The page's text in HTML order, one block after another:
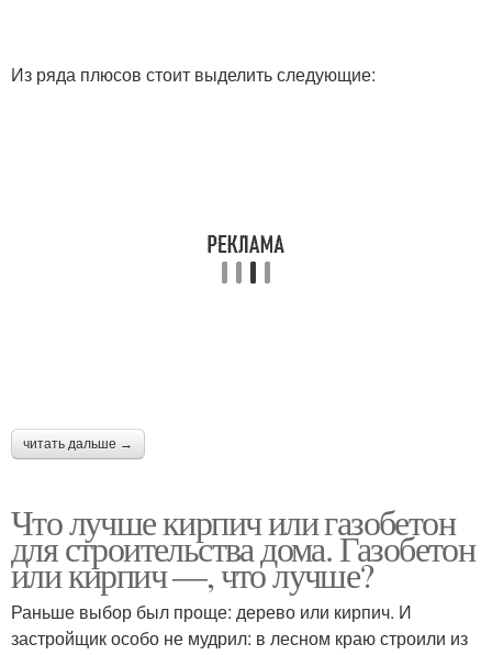
Из ряда плюсов стоит выделить следующие:
читать дальше →
Что лучше кирпич или газобетон
для строительства дома. Газобетон
или кирпич —, что лучше?
Раньше выбор был проще: дерево или кирпич. И
застройщик особо не мудрил: в лесном краю строили из